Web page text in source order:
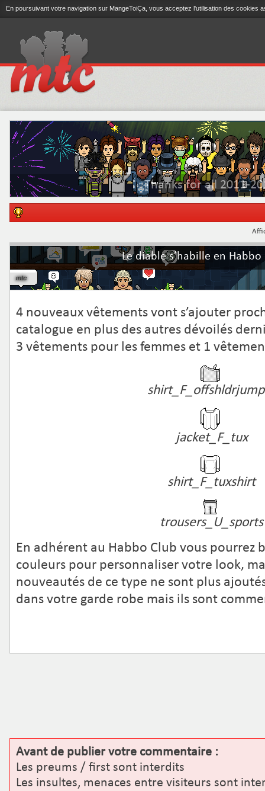
En poursuivant votre navigation sur MangeToiÇa, vous acceptez l'utilisation des cookies
Thanks for all 2011-
Le diable s’habille en Habbo
4 nouveaux vêtements vont s’ajouter
catalogue en plus des autres dévoilés
3 vêtements pour les femmes et 1
jacket_F_tux
shirt_F_tuxshirt
trousers_U_sports
En adhérent au Habbo Club vous pourrez
couleurs pour personnaliser votre look,
nouveautés de ce type ne sont plus
dans votre garde robe mais ils sont
Avant de publier votre commentaire :
Les preums / first sont interdits
Les insultes, menaces entre visiteurs sont